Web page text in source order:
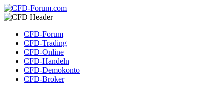
CFD-Forum
CFD-Trading
CFD-Online
CFD-Handeln
CFD-Demokonto
CFD-Broker